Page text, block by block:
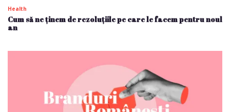
Health
Cum să ne ținem de rezoluțiile pe care le facem pentru noul
an